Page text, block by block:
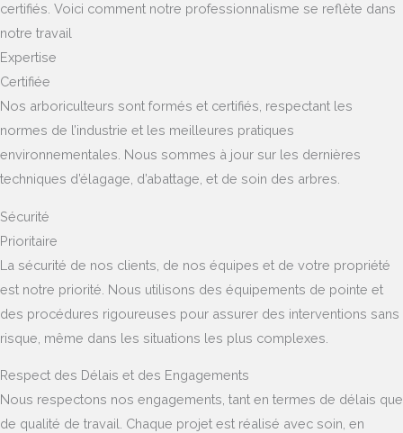
certifiés. Voici comment notre professionnalisme se reflète dans
notre travail
Expertise
Certifiée
Nos arboriculteurs sont formés et certifiés, respectant les
normes de l’industrie et les meilleures pratiques
environnementales. Nous sommes à jour sur les dernières
techniques d’élagage, d’abattage, et de soin des arbres.
Sécurité
Prioritaire
La sécurité de nos clients, de nos équipes et de votre propriété
est notre priorité. Nous utilisons des équipements de pointe et
des procédures rigoureuses pour assurer des interventions sans
risque, même dans les situations les plus complexes.
Respect des Délais et des Engagements
Nous respectons nos engagements, tant en termes de délais que
de qualité de travail. Chaque projet est réalisé avec soin, en